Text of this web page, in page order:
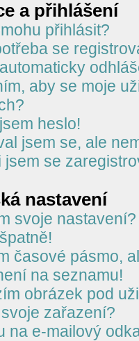
a přihlášení
přihlásit?
se
aby se moje
heslo!
jsem se, ale
jsem se
nastavení
svoje nastavení?
časové pásmo,
na seznamu!
obrázek pod
zařazení?
na e-mailový